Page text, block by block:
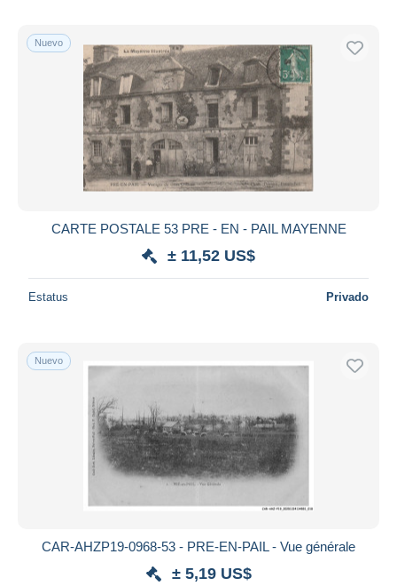
Nuevo
CARTE POSTALE 53 PRE - EN - PAIL MAYENNE
± 11,52 US$
Estatus Privado
Nuevo
CAR-AHZP19-0968-53 - PRE-EN-PAIL - Vue générale
± 5,19 US$